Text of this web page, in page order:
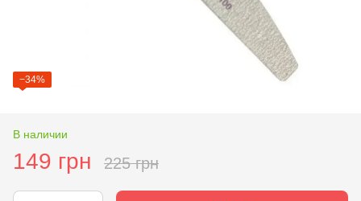
−34%
В наличии
149 грн 225 грн